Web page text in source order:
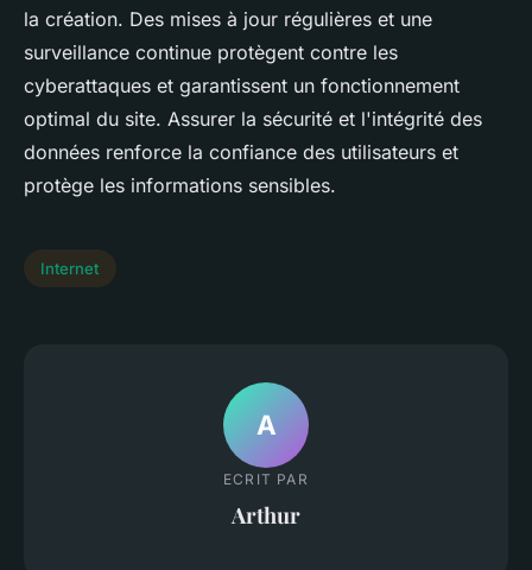
la création. Des mises à jour régulières et une
surveillance continue protègent contre les
cyberattaques et garantissent un fonctionnement
optimal du site. Assurer la sécurité et l'intégrité des
données renforce la confiance des utilisateurs et
protège les informations sensibles.
Internet
A
ECRIT PAR
Arthur